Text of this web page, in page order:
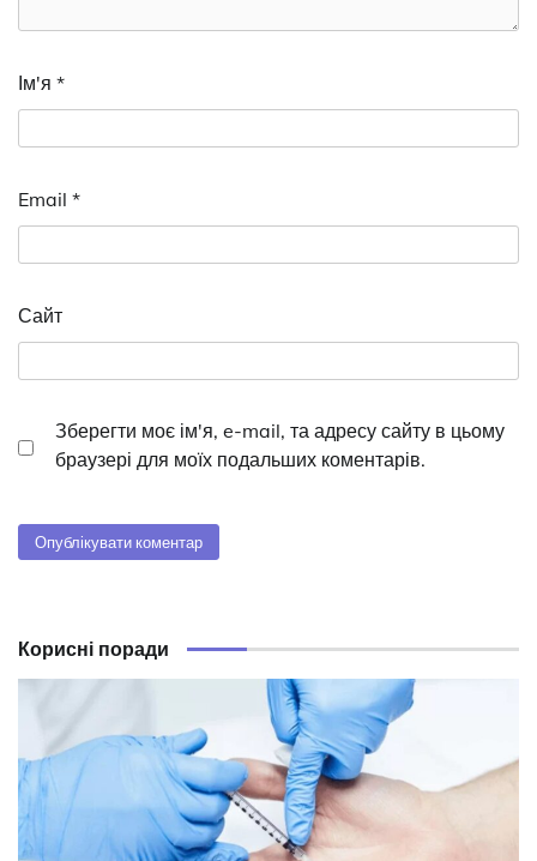
Ім'я *
Email *
Сайт
Зберегти моє ім'я, e-mail, та адресу сайту в цьому
браузері для моїх подальших коментарів.
Корисні поради